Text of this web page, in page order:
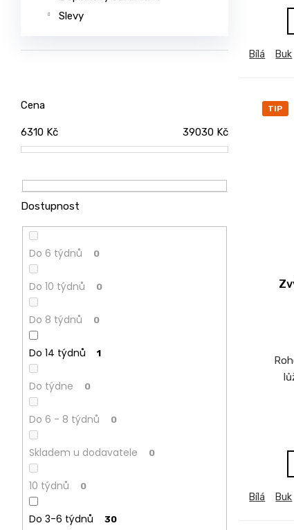
Slevy
Cena
6310 Kč 39030 Kč
Dostupnost
Do 6 týdnů 0
Do 10 týdnů 0
Do 8 týdnů 0
Do 14 týdnů 1
Do týdne 0
Do 6 - 8 týdnů 0
Skladem u dodavatele 0
10 týdnů 0
Do 3-6 týdnů 30
Bílá Buk
TIP
Bílá Buk
Kč
TV
CREATIV
28
070